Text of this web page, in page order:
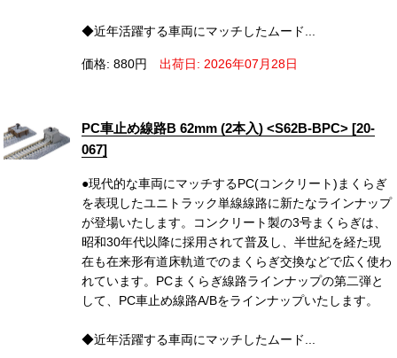
◆近年活躍する車両にマッチしたムード...
価格: 880円 出荷日: 2026年07月28日
PC車止め線路B 62mm (2本入) <S62B-BPC> [20-
067]
●現代的な車両にマッチするPC(コンクリート)まくらぎ
を表現したユニトラック単線線路に新たなラインナップ
が登場いたします。コンクリート製の3号まくらぎは、
昭和30年代以降に採用されて普及し、半世紀を経た現
在も在来形有道床軌道でのまくらぎ交換などで広く使わ
れています。PCまくらぎ線路ラインナップの第二弾と
して、PC車止め線路A/Bをラインナップいたします。
◆近年活躍する車両にマッチしたムード...